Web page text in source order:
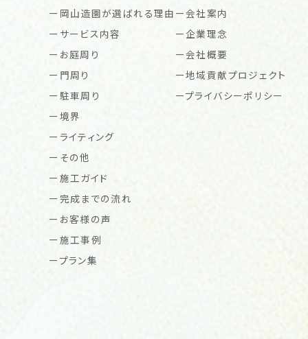
岡山造園が選ばれる理由
サービス内容
お庭周り
門周り
駐車周り
境界
ライティング
その他
施工ガイド
完成までの流れ
お客様の声
施工事例
プラン集
会社案内
企業理念
会社概要
地域貢献プロジェクト
プライバシーポリシー